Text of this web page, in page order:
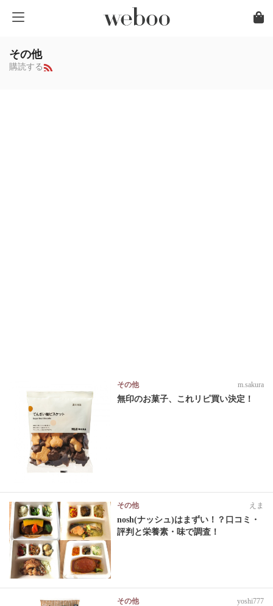
その他
購読する
その他 m.sakura
無印のお菓子、これリピ買い決定！
その他 えま
nosh(ナッシュ)はまずい！？口コミ・
評判と栄養素・味で調査！
その他 yoshi777